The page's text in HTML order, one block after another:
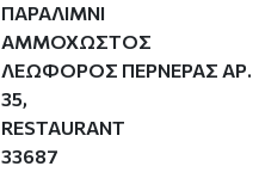
ΠΑΡΑΛΙΜΝΙ
ΑΜΜΟΧΩΣΤΟΣ
ΛΕΩΦΟΡΟΣ ΠΕΡΝΕΡΑΣ ΑΡ.
35,
RESTAURANT
33687